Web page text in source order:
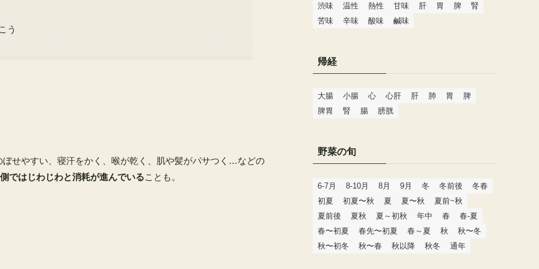
う
ぼせやすい、寝汗をかく、喉が乾く、肌や髪がパサつく…などの
ではじわじわと消耗が進んでいることも。
渋味 温性 熱性 甘味 肝 胃 脾
腎
苦味
辛味 酸味 鹹味
帰経
大腸 小腸 心 心肝 肝 肺 胃
脾
脾胃
腎 腸 膀胱
野菜の旬
6-7月 8-10月 8月 9月 冬 冬前後
冬春
初夏
初夏〜秋 夏 夏〜秋
夏前~秋
夏前後
夏秋 夏～初秋 年中 春
春-夏
春〜初夏
春先〜初夏 春～夏 秋
秋〜冬
秋〜初冬
秋〜春 秋以降 秋冬 通年